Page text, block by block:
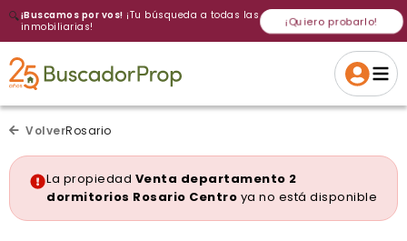
🔍¡Buscamos por vos! ¡Tu búsqueda a todas las
inmobiliarias!
¡Quiero probarlo!
Cancelar Si, eliminar
Gracias
Volver a intentar
VolverRosario
La propiedad Venta departamento 2
dormitorios Rosario Centro ya no está disponible